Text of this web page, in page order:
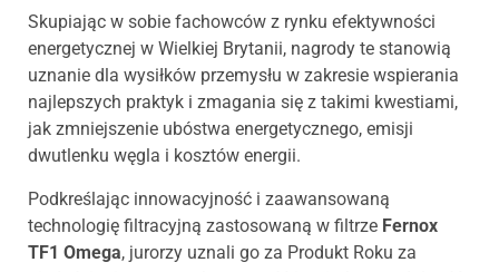
Skupiając w sobie fachowców z rynku efektywności
energetycznej w Wielkiej Brytanii, nagrody te stanowią
uznanie dla wysiłków przemysłu w zakresie wspierania
najlepszych praktyk i zmagania się z takimi kwestiami,
jak zmniejszenie ubóstwa energetycznego, emisji
dwutlenku węgla i kosztów energii.
Podkreślając innowacyjność i zaawansowaną
technologię filtracyjną zastosowaną w filtrze Fernox
TF1 Omega, jurorzy uznali go za Produkt Roku za